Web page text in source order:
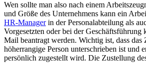
Wen sollte man also nach einem
und Größe des Unternehmens kann ein
HR-Managerin der Personalabteilung als
Vorgesetzten oder bei der Geschäftsführung
Mail beantragt werden. Wichtig ist, dass das
höherrangige Person unterschrieben ist und
persönlich zugestellt wird. Die Zustellung